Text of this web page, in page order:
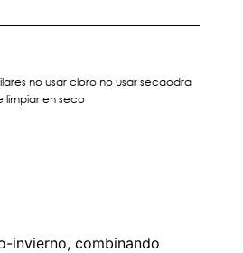
no usar cloro no usar secaodra
limpiar en seco
invierno, combinando